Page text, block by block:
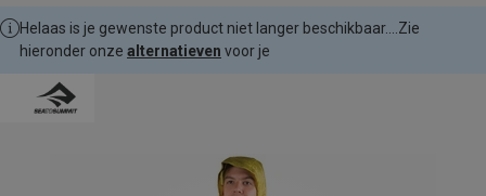
Helaas is je gewenste product niet langer beschikbaar.... Zie
hieronder onze alternatieven voor je